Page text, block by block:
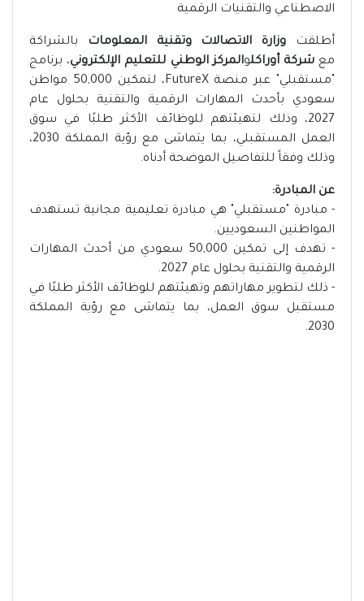
الاصطناعي والتقنيات الرقمية
أطلقت وزارة الاتصالات وتقنية المعلومات
بالشراكة
معشركة أوراكلوالمركز الوطني للتعليم الإلكتروني، برنامج
"مستقبلي" عبر منصة FutureX، لتمكين 50,000 مواطن
سعودي بأحدث المهارات الرقمية والتقنية بحلول عام
2027، وذلك لتهيئتهم للوظائف الأكثر طلبًا في سوق
العمل المستقبلي، بما يتماشى مع رؤية المملكة 2030،
وذلك وفقاً للتفاصيل الموضحة أدناه.
عن المبادرة:
- مبادرة "مستقبلي" هي مبادرة تعليمية مجانية تستهدف
المواطنين السعوديين.
- تهدف إلى تمكين 50,000 سعودي من أحدث المهارات
الرقمية والتقنية بحلول عام 2027.
- ذلك لتطوير مهاراتهم وتهيئتهم للوظائف الأكثر طلبًا في
مستقبل سوق العمل، بما يتماشى مع رؤية المملكة
2030.